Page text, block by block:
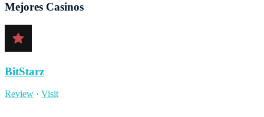
Mejores Casinos
BitStarz
Review · Visit